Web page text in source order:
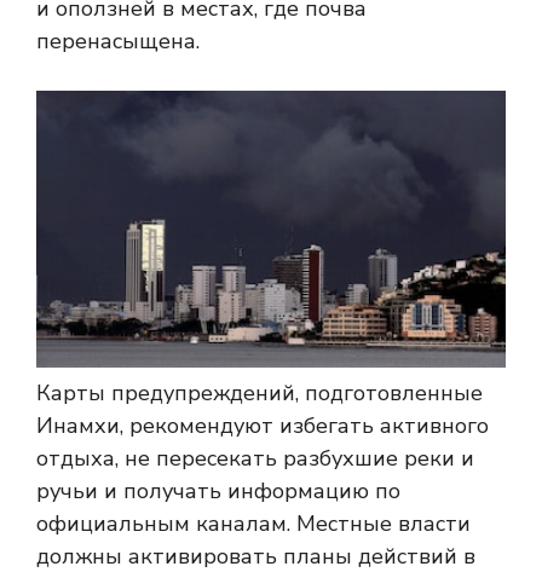
и оползней в местах, где почва
перенасыщена.
Карты предупреждений, подготовленные
Инамхи, рекомендуют избегать активного
отдыха, не пересекать разбухшие реки и
ручьи и получать информацию по
официальным каналам. Местные власти
должны активировать планы действий в